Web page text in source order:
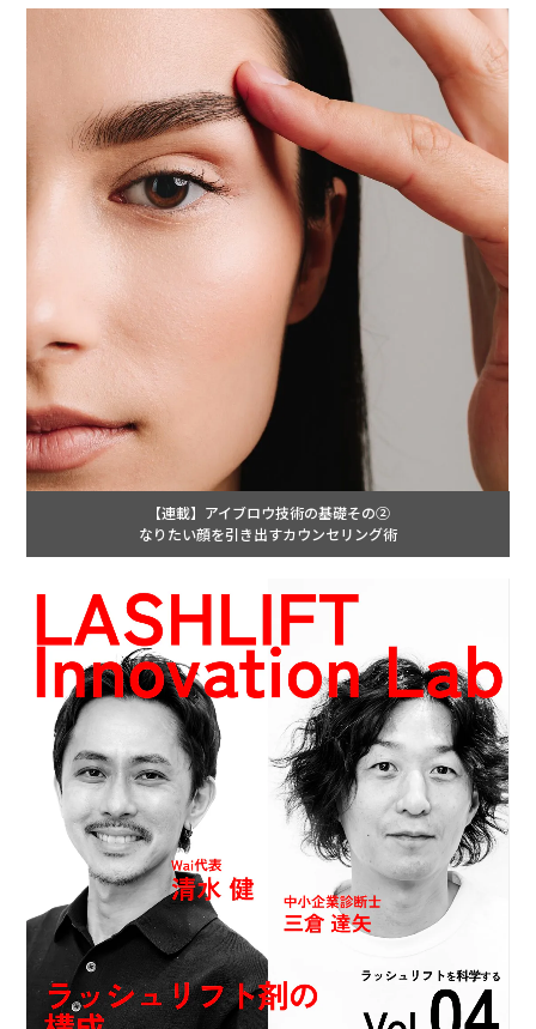
【連載】アイブロウ技術の基礎その②
なりたい顔を引き出すカウンセリング術